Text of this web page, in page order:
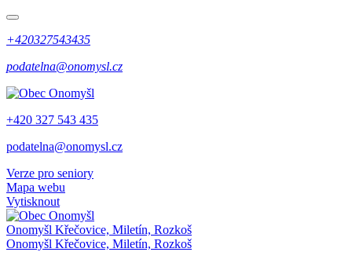
+420327543435
podatelna@onomysl.cz
+420 327 543 435
podatelna@onomysl.cz
Verze pro seniory
Mapa webu
Vytisknout
Onomyšl Křečovice, Miletín, Rozkoš
Onomyšl Křečovice, Miletín, Rozkoš